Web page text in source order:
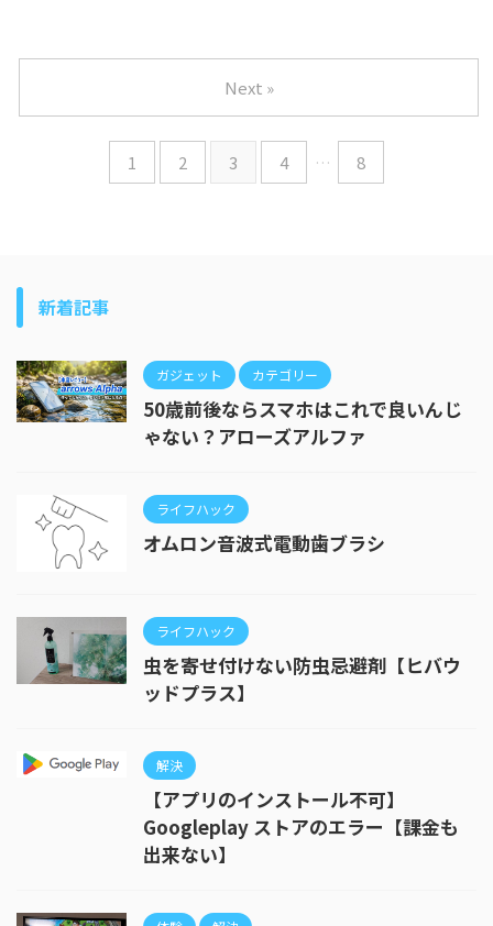
1 2 3 4 … 8
Next »
新着記事
ガジェット カテゴリー
50歳前後ならスマホはこれで良いんじ
ゃない？アローズアルファ
ライフハック
オムロン音波式電動歯ブラシ
ライフハック
虫を寄せ付けない防虫忌避剤【ヒバウ
ッドプラス】
解決
【アプリのインストール不可】
Googleplay ストアのエラー【課金も
出来ない】